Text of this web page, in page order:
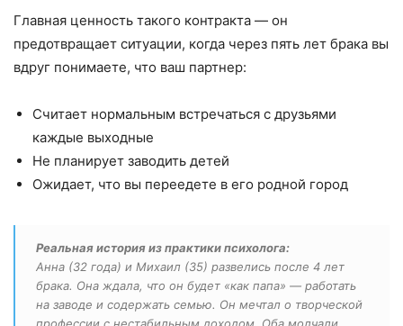
Главная ценность такого контракта — он
предотвращает ситуации, когда через пять лет брака вы
вдруг понимаете, что ваш партнер:
Считает нормальным встречаться с друзьями
каждые выходные
Не планирует заводить детей
Ожидает, что вы переедете в его родной город
Реальная история из практики психолога:
Анна (32 года) и Михаил (35) развелись после 4 лет
брака. Она ждала, что он будет «как папа» — работать
на заводе и содержать семью. Он мечтал о творческой